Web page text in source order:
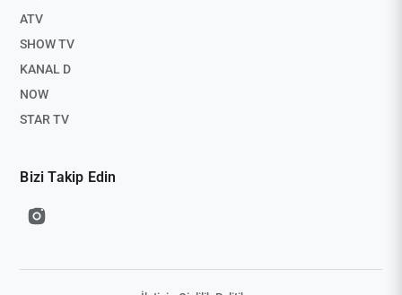
ATV
SHOW TV
KANAL D
NOW
STAR TV
Bizi Takip Edin